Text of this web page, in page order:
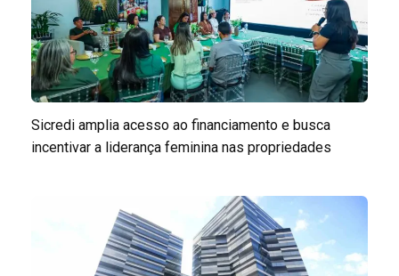
Sicredi amplia acesso ao financiamento e busca
incentivar a liderança feminina nas propriedades